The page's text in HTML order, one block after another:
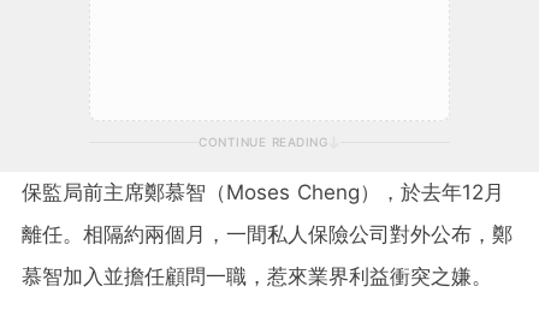
CONTINUE READING
保監局前主席鄭慕智（Moses Cheng），於去年12月
離任。相隔約兩個月，一間私人保險公司對外公布，鄭
慕智加入並擔任顧問一職，惹來業界利益衝突之嫌。